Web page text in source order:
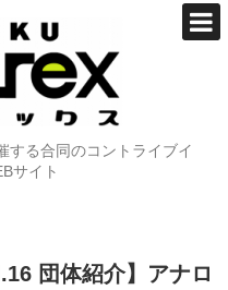
する合同のコントライブイ
サイト
団体紹介】アナロ